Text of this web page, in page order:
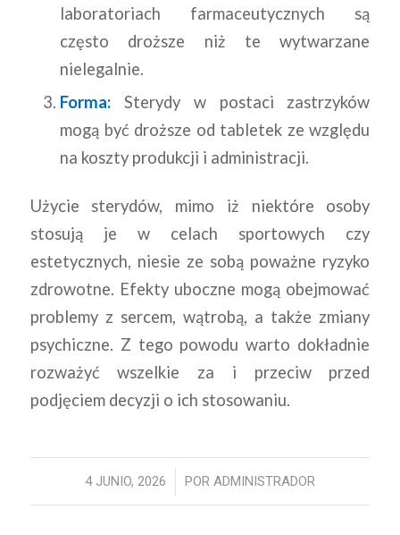
laboratoriach farmaceutycznych są
często droższe niż te wytwarzane
nielegalnie.
Forma:Sterydy w postaci zastrzyków
mogą być droższe od tabletek ze względu
na koszty produkcji i administracji.
Użycie sterydów, mimo iż niektóre osoby
stosują je w celach sportowych czy
estetycznych, niesie ze sobą poważne ryzyko
zdrowotne. Efekty uboczne mogą obejmować
problemy z sercem, wątrobą, a także zmiany
psychiczne. Z tego powodu warto dokładnie
rozważyć wszelkie za i przeciw przed
podjęciem decyzji o ich stosowaniu.
4 JUNIO, 2026
/ POR ADMINISTRADOR